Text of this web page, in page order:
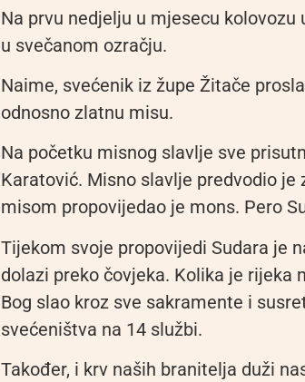
Na prvu nedjelju u mjesecu
u svečanom ozračju.
Naime, svećenik iz župe Žitače
odnosno zlatnu misu.
Na početku misnog slavlje sve
Karatović. Misno slavlje predvodio
misom propovijedao je mons. Pero
Tijekom svoje propovijedi Sudara je
dolazi preko čovjeka. Kolika je rijeka
Bog slao kroz sve sakramente i
svećeništva na 14 službi.
Također, i krv naših branitelja duži